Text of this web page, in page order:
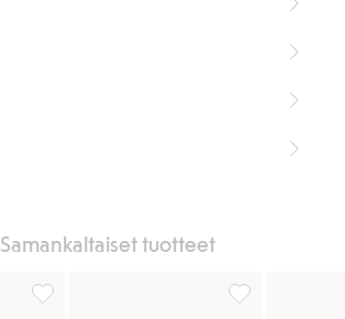
Samankaltaiset tuotteet